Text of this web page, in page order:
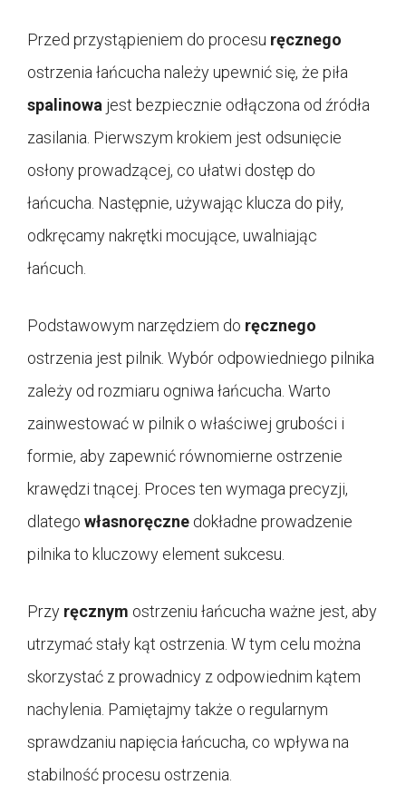
Przed przystąpieniem do procesu ręcznego
ostrzenia łańcucha należy upewnić się, że piła
spalinowa jest bezpiecznie odłączona od źródła
zasilania. Pierwszym krokiem jest odsunięcie
osłony prowadzącej, co ułatwi dostęp do
łańcucha. Następnie, używając klucza do piły,
odkręcamy nakrętki mocujące, uwalniając
łańcuch.
Podstawowym narzędziem do ręcznego
ostrzenia jest pilnik. Wybór odpowiedniego pilnika
zależy od rozmiaru ogniwa łańcucha. Warto
zainwestować w pilnik o właściwej grubości i
formie, aby zapewnić równomierne ostrzenie
krawędzi tnącej. Proces ten wymaga precyzji,
dlatego własnoręczne dokładne prowadzenie
pilnika to kluczowy element sukcesu.
Przy ręcznym ostrzeniu łańcucha ważne jest, aby
utrzymać stały kąt ostrzenia. W tym celu można
skorzystać z prowadnicy z odpowiednim kątem
nachylenia. Pamiętajmy także o regularnym
sprawdzaniu napięcia łańcucha, co wpływa na
stabilność procesu ostrzenia.